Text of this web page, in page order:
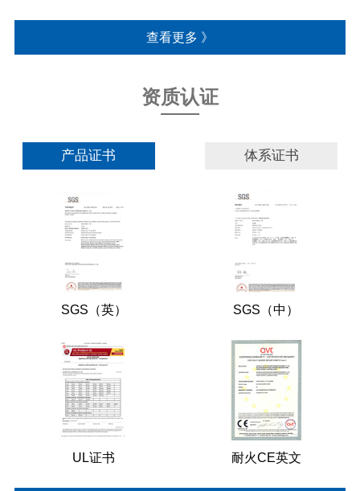
查看更多 》
资质认证
产品证书 体系证书
SGS（英） SGS（中）
UL证书 耐火CE英文